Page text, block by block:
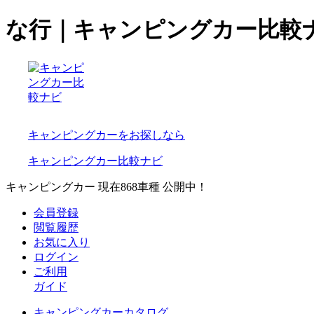
な行｜キャンピングカー比較
キャンピングカーをお探しなら
キャンピングカー比較ナビ
キャンピングカー 現在868車種 公開中！
会員登録
閲覧履歴
お気に入り
ログイン
ご利用
ガイド